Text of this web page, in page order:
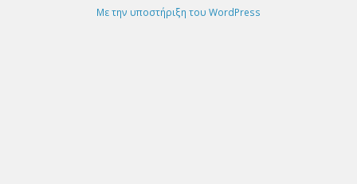
Με την υποστήριξη του WordPress